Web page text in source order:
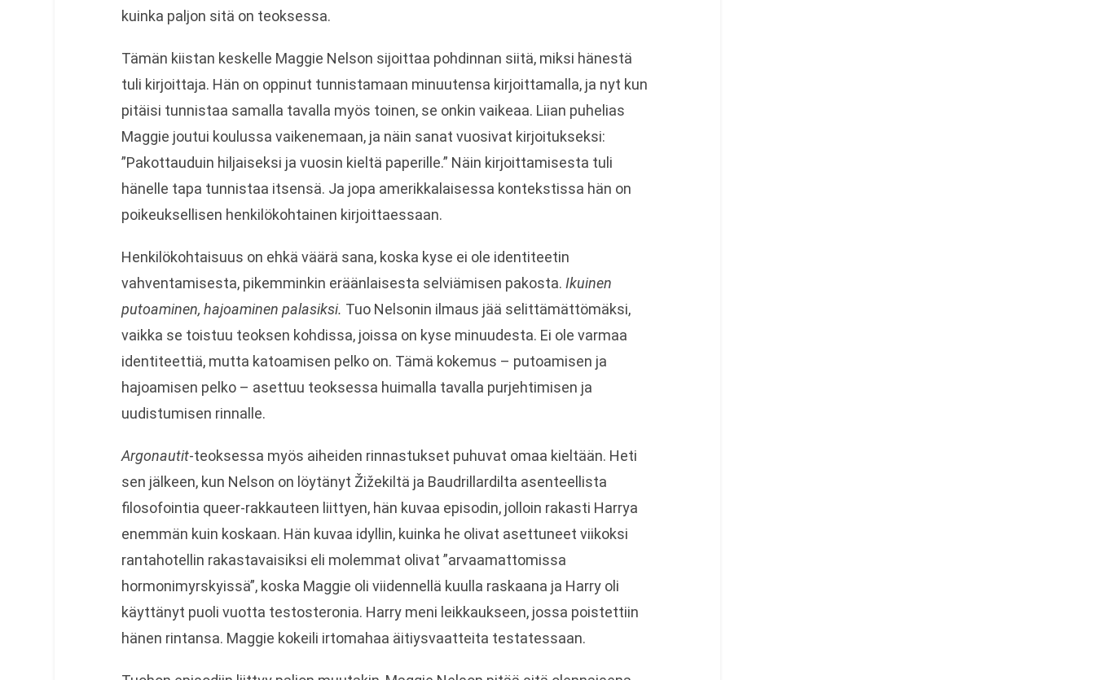
kuinka paljon sitä on teoksessa.
Tämän kiistan keskelle Maggie Nelson sijoittaa pohdinnan siitä, miksi hänestä
tuli kirjoittaja. Hän on oppinut tunnistamaan minuutensa kirjoittamalla, ja nyt kun
pitäisi tunnistaa samalla tavalla myös toinen, se onkin vaikeaa. Liian puhelias
Maggie joutui koulussa vaikenemaan, ja näin sanat vuosivat kirjoitukseksi:
”Pakottauduin hiljaiseksi ja vuosin kieltä paperille.” Näin kirjoittamisesta tuli
hänelle tapa tunnistaa itsensä. Ja jopa amerikkalaisessa kontekstissa hän on
poikeuksellisen henkilökohtainen kirjoittaessaan.
Henkilökohtaisuus on ehkä väärä sana, koska kyse ei ole identiteetin
vahventamisesta, pikemminkin eräänlaisesta selviämisen pakosta. Ikuinen
putoaminen, hajoaminen palasiksi. Tuo Nelsonin ilmaus jää selittämättömäksi,
vaikka se toistuu teoksen kohdissa, joissa on kyse minuudesta. Ei ole varmaa
identiteettiä, mutta katoamisen pelko on. Tämä kokemus – putoamisen ja
hajoamisen pelko – asettuu teoksessa huimalla tavalla purjehtimisen ja
uudistumisen rinnalle.
Argonautit-teoksessa myös aiheiden rinnastukset puhuvat omaa kieltään. Heti
sen jälkeen, kun Nelson on löytänyt Žižekiltä ja Baudrillardilta asenteellista
filosofointia queer-rakkauteen liittyen, hän kuvaa episodin, jolloin rakasti Harrya
enemmän kuin koskaan. Hän kuvaa idyllin, kuinka he olivat asettuneet viikoksi
rantahotellin rakastavaisiksi eli molemmat olivat ”arvaamattomissa
hormonimyrskyissä”, koska Maggie oli viidennellä kuulla raskaana ja Harry oli
käyttänyt puoli vuotta testosteronia. Harry meni leikkaukseen, jossa poistettiin
hänen rintansa. Maggie kokeili irtomahaa äitiysvaatteita testatessaan.